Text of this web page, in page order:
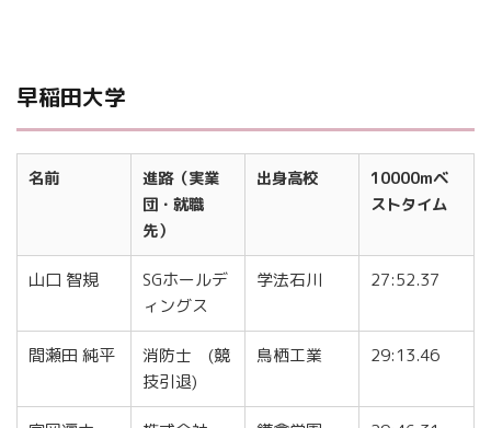
早稲田大学
名前
進路（実業
団・就職
先）
出身高校
10000mベ
ストタイム
山口 智規
SGホールデ
ィングス
学法石川 27:52.37
間瀬田 純平
消防士 (競
技引退)
鳥栖工業 29:13.46